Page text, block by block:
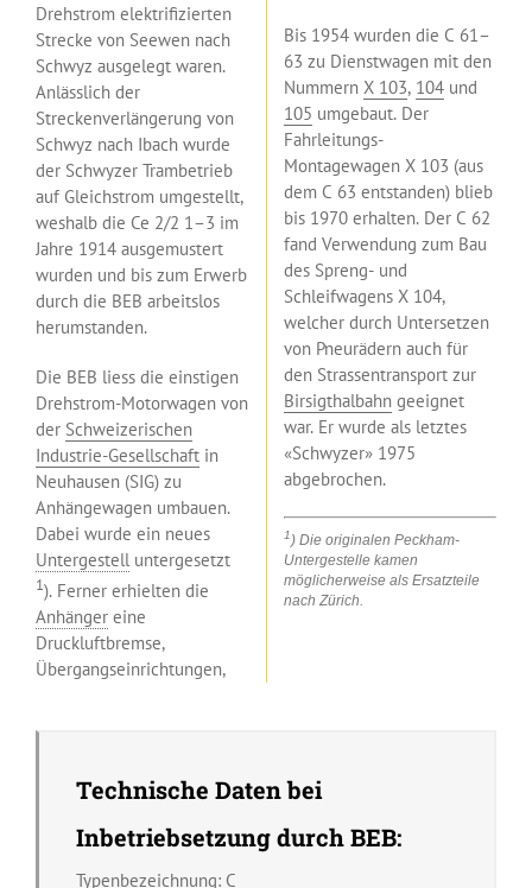
Drehstrom elektrifizierten
Strecke von Seewen nach
Schwyz ausgelegt waren.
Anlässlich der
Streckenverlängerung von
Schwyz nach Ibach wurde
der Schwyzer Trambetrieb
auf Gleichstrom umgestellt,
weshalb die Ce 2/2 1–3 im
Jahre 1914 ausgemustert
wurden und bis zum Erwerb
durch die BEB arbeitslos
herumstanden.
Die BEB liess die einstigen
Drehstrom-Motorwagen von
der Schweizerischen
Industrie-Gesellschaft in
Neuhausen (SIG) zu
Anhängewagen umbauen.
Dabei wurde ein neues
Untergestell untergesetzt
1). Ferner erhielten die
Anhänger eine
Druckluftbremse,
Übergangseinrichtungen,
Bis 1954 wurden die C 61–
63 zu Dienstwagen mit den
Nummern X 103, 104 und
105 umgebaut. Der
Fahrleitungs-
Montagewagen X 103 (aus
dem C 63 entstanden) blieb
bis 1970 erhalten. Der C 62
fand Verwendung zum Bau
des Spreng- und
Schleifwagens X 104,
welcher durch Untersetzen
von Pneurädern auch für
den Strassentransport zur
Birsigthalbahn geeignet
war. Er wurde als letztes
«Schwyzer» 1975
abgebrochen.
1 ) Die originalen Peckham-
Untergestelle kamen
möglicherweise als Ersatzteile
nach Zürich.
Technische Daten bei
Inbetriebsetzung durch BEB:
Typenbezeichnung: C